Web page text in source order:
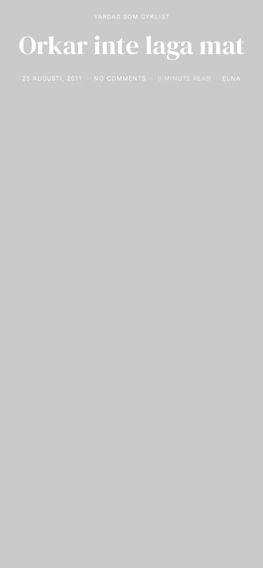
VARDAG SOM CYKLIST
Orkar inte laga mat
25 AUGUSTI, 2011 NO COMMENTS 0 MINUTE READ ELNA